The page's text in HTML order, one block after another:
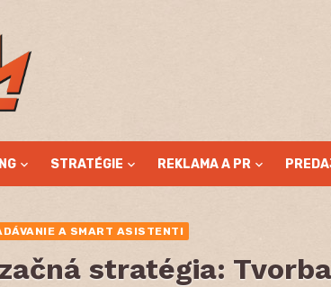
STRATÉGIE REKLAMA A PR
A SMART ASISTENTI
stratégia: